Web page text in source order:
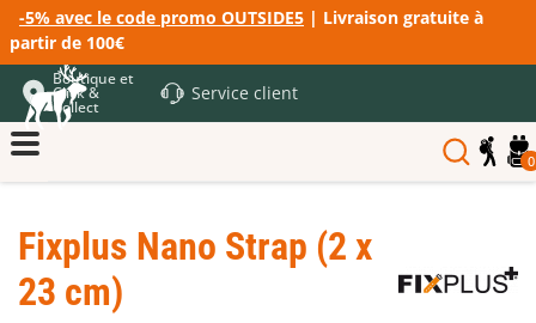
-5% avec le code promo OUTSIDE5 | Livraison gratuite à
partir de 100€
Boutique et
Click &
Collect
Service client
0
Fixplus Nano Strap (2 x
23 cm)